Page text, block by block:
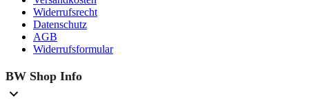
Widerrufsrecht
Datenschutz
AGB
Widerrufsformular
BW Shop Info